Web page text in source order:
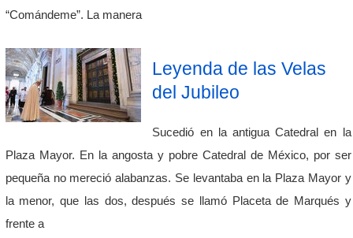
“Comándeme”. La manera
Leyenda de las Velas
del Jubileo
Sucedió en la antigua Catedral en la
Plaza Mayor. En la angosta y pobre Catedral de México, por ser
pequeña no mereció alabanzas. Se levantaba en la Plaza Mayor y
la menor, que las dos, después se llamó Placeta de Marqués y
frente a